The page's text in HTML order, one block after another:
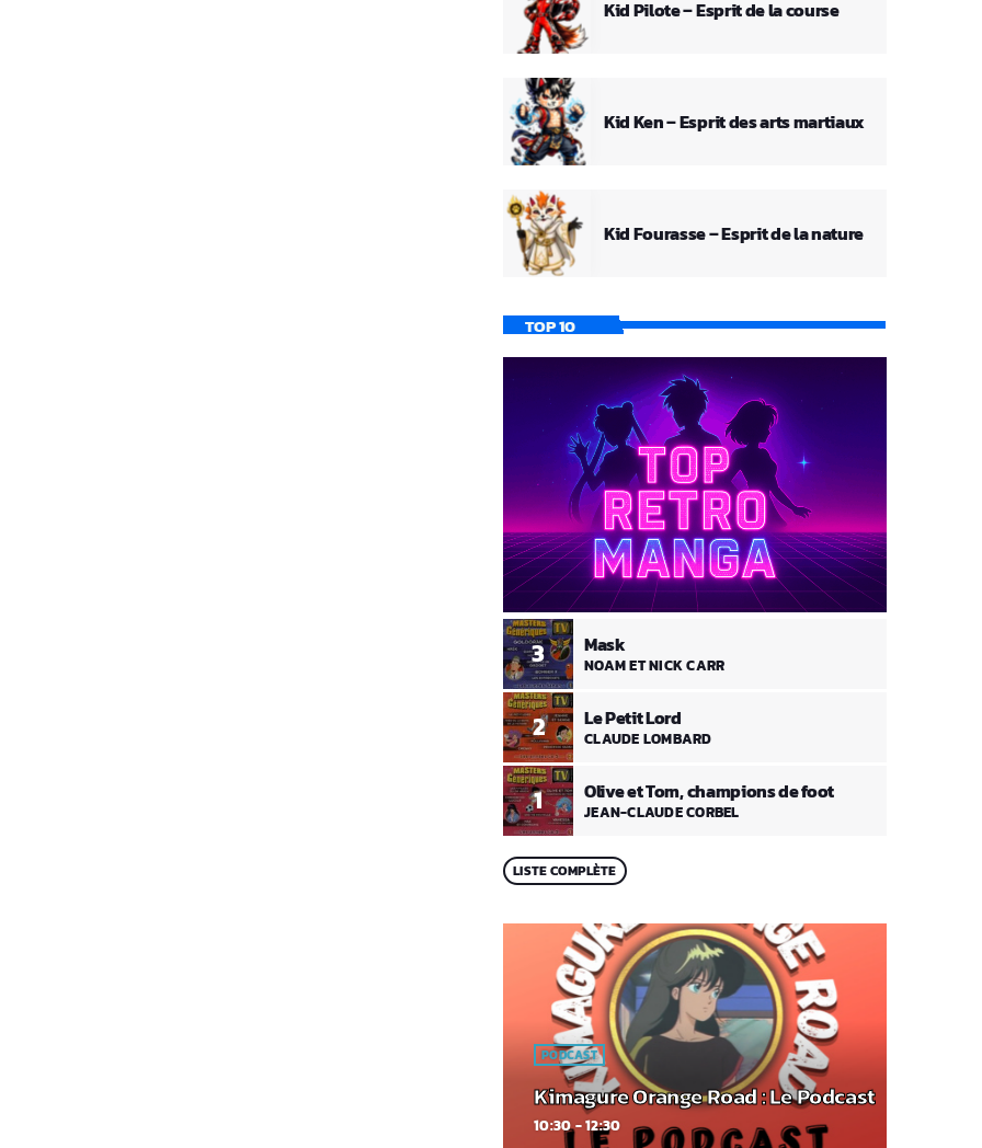
Kid Pilote – Esprit de la course
Kid Ken – Esprit des arts martiaux
Kid Fourasse – Esprit de la nature
TOP 10
1 Olive et Tom, champions de foot
JEAN-CLAUDE CORBEL
2 Le Petit Lord
CLAUDE LOMBARD
3 Mask
NOAM ET NICK CARR
LISTE COMPLÈTE
PODCAST
Kimagure Orange Road : Le Podcast
10:30 - 12:30